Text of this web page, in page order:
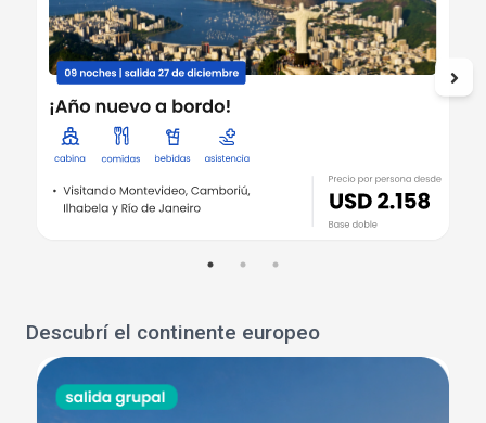
Descubrí el continente europeo